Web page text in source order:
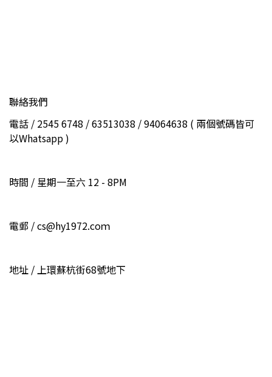
聯絡我們
電話 / 2545 6748 / 63513038 / 94064638 ( 兩個號碼皆可
以Whatsapp )
時間 / 星期一至六 12 - 8PM
電郵 / cs@hy1972.coｍ
地址 / 上環蘇杭街68號地下